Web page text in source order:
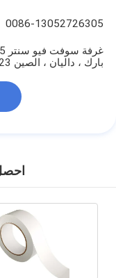
0086-13052726305
بارك ، داليان ، الصين 116023